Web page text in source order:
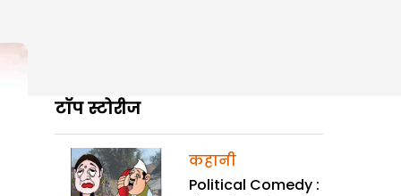
टॉप स्टोरीज
कहानी
Political Comedy :